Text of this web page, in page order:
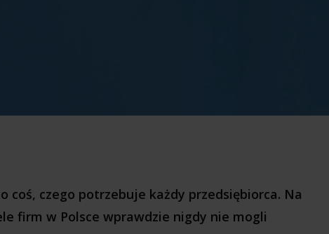
coś, czego potrzebuje każdy przedsiębiorca. Na
firm w Polsce wprawdzie nigdy nie mogli